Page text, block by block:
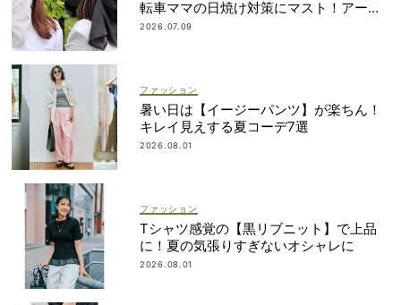
転車ママの日焼け対策にマスト！アーム
カバーの愛用者も
2026.07.09
ファッション
暑い日は【イージーパンツ】が楽ちん！
キレイ見えする夏コーデ7選
2026.08.01
ファッション
Tシャツ感覚の【黒リブニット】で上品
に！夏の気張りすぎないオシャレに
2026.08.01